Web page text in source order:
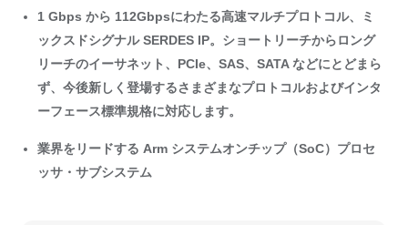
1 Gbps から 112Gbpsにわたる高速マルチプロトコル、ミ
ックスドシグナル SERDES IP。ショートリーチからロング
リーチのイーサネット、PCIe、SAS、SATA などにとどまら
ず、今後新しく登場するさまざまなプロトコルおよびインタ
ーフェース標準規格に対応します。
業界をリードする Arm システムオンチップ（SoC）プロセ
ッサ・サブシステム